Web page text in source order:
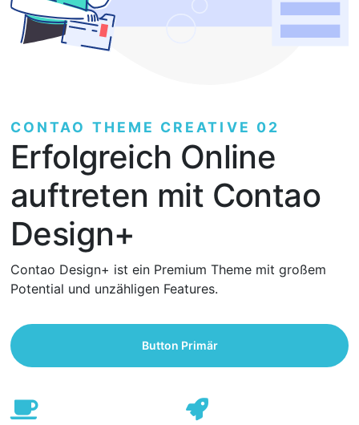
CONTAO THEME CREATIVE 02
Erfolgreich Online
auftreten mit Contao
Design+
Contao Design+ ist ein Premium Theme mit großem
Potential und unzähligen Features.
Button Primär